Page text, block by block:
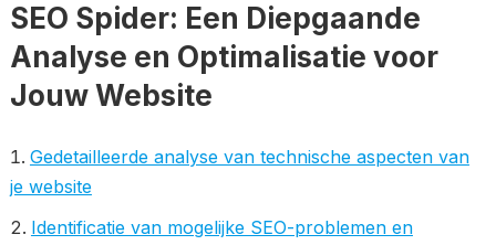
SEO Spider: Een Diepgaande
Analyse en Optimalisatie voor
Jouw Website
Gedetailleerde analyse van technische aspecten van
je website
Identificatie van mogelijke SEO-problemen en